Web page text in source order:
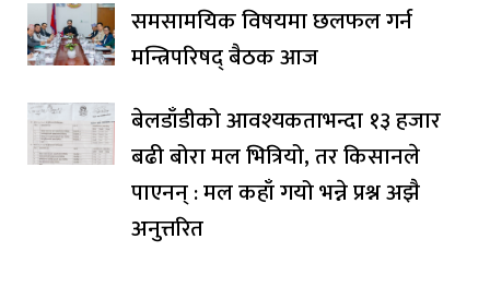
समसामयिक विषयमा छलफल गर्न
मन्त्रिपरिषद् बैठक आज
बेलडाँडीको आवश्यकताभन्दा १३ हजार
बढी बोरा मल भित्रियो, तर किसानले
पाएनन् : मल कहाँ गयो भन्ने प्रश्न अझै
अनुत्तरित